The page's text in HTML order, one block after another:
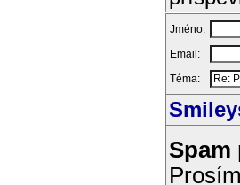
Jméno:
Email:
Téma:
Spam